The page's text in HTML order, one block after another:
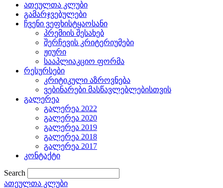
ათეულთა კლუბი
გამარჯვებულები
ჩვენი ვეფხისტყაოსანი
პრემიის შესახებ
შერჩევის კრიტერიუმები
ჟიური
სააპლიაკციო ფორმა
რესურსები
კრიტიკული აზროვნება
ვებინარები მასწავლებლებისთვის
გალერეა
გალერეა 2022
გალერეა 2020
გალერეა 2019
გალერეა 2018
გალერეა 2017
კონტაქტი
Search
ათეულთა კლუბი